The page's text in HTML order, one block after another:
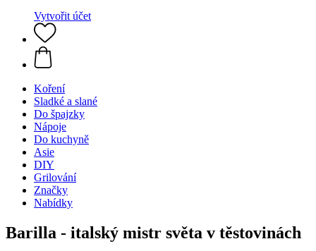
Vytvořit účet
Koření
Sladké a slané
Do špajzky
Nápoje
Do kuchyně
Asie
DIY
Grilování
Značky
Nabídky
Barilla - italský mistr světa v těstovinách